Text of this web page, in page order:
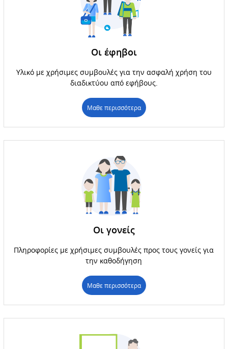
Οι έφηβοι
Υλικό με χρήσιμες συμβουλές για την ασφαλή χρήση του
διαδικτύου από εφήβους.
Μαθε περισσότερα
Οι γονείς
Πληροφορίες με χρήσιμες συμβουλές προς τους γονείς για
την καθοδήγηση
Μαθε περισσότερα